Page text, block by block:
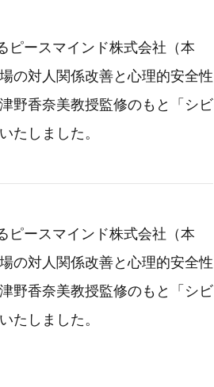
ピースマインド株式会社（本
の対人関係改善と心理的安全性
野香奈美教授監修のもと「シビ
たしました。
ピースマインド株式会社（本
の対人関係改善と心理的安全性
野香奈美教授監修のもと「シビ
たしました。